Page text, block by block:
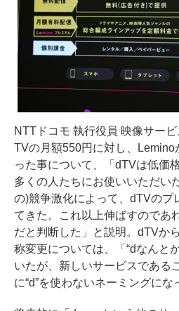
NTTドコモ 執行役員 映像サー
TVの月額550円に対し、Lemino
った事について、「dTVは低価
多くの人たちにお使いいただい
の)競争激化によって、dTVのプ
てきた。これ以上伸ばすのであ
だと判断した」と説明。dTVか
称変更については、「“dなんと
いたが、新しいサービスである
に“d”を使わないネーミングにな